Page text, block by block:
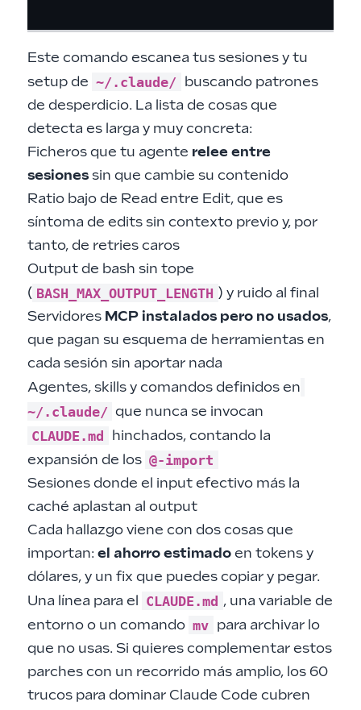
Este comando escanea tus sesiones y tu
setup de ~/.claude/ buscando patrones
de desperdicio. La lista de cosas que
detecta es larga y muy concreta:
Ficheros que tu agente relee entre
sesionessin que cambie su contenido
Ratio bajo de Read entre Edit, que es
síntoma de edits sin contexto previo y, por
tanto, de retries caros
Output de bash sin tope
( BASH_MAX_OUTPUT_LENGTH ) y ruido al final
Servidores MCP instalados pero no usados,
que pagan su esquema de herramientas en
cada sesión sin aportar nada
Agentes, skills y comandos definidos en
~/.claude/ que nunca se invocan
CLAUDE.md hinchados, contando la
expansión de los @-import
Sesiones donde el input efectivo más la
caché aplastan al output
Cada hallazgo viene con dos cosas que
importan: el ahorro estimadoen tokens y
dólares, y un fix que puedes copiar y pegar.
Una línea para el CLAUDE.md , una variable de
entorno o un comando mv para archivar lo
que no usas. Si quieres complementar estos
parches con un recorrido más amplio, los 60
trucos para dominar Claude Code cubren